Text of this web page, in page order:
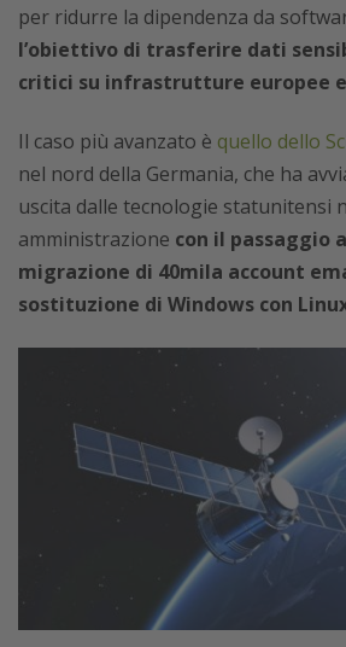
per ridurre la dipendenza da
l’obiettivo di trasferire dati
critici su infrastrutture europee
Il caso più avanzato è quello dello
nel nord della Germania, che ha
uscita dalle tecnologie statunitensi
amministrazione con il passaggio
migrazione di 40mila account
sostituzione di Windows con